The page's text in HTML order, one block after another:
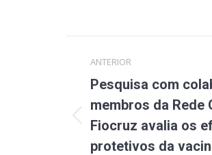
post:
ANTERIOR
Post
anterior:
Pesquisa com
membros da Rede
Fiocruz avalia os
protetivos da